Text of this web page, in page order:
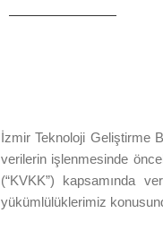
İzmir Teknoloji Geliştirme
verilerin işlenmesinde
(“KVKK”) kapsamında
yükümlülüklerimiz